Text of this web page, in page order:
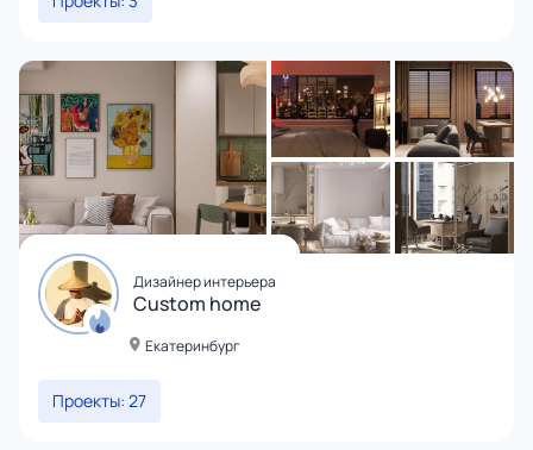
Дизайнер интерьера
Custom home
Екатеринбург
Проекты: 27